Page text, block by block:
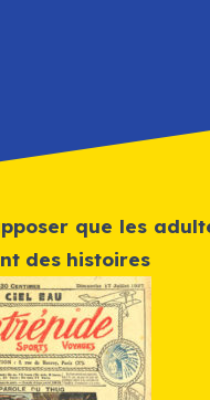
que les
des histoires